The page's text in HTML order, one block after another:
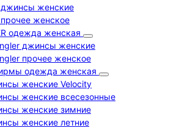
джинсы женские
женское
одежда женская
джинсы женские
прочее женское
одежда женская
женские Velocity
женские всесезонные
женские зимние
женские летние